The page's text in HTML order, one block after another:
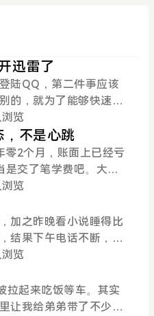
迅雷了
陆QQ，第二件事应该
的，就为了能够快速登
。闲得无聊，于是来
迅雷产品。1.迅雷软件
基于网格原理，能够将
资源进行有效的整合，
雷网络能够使各种数据
该软件是迅雷至今屹立
络蚂蚁、影音传送带，
淡出了我们的视线。2.
活中使用的最频繁的迅
快传是一款文件分享工
传、下载技术，让您分
件上传至迅雷快传，即
浏览
，不是心跳
零2个月，账面上已经亏
是交了笔学费吧。大盘
，我已经没有了当初
大盘到现在的偶尔翻看
跌，依然心静如水。假
失望的表现，那就错
心态，尤其是中国的股
国外入市一般叫“投
民逐步走向成熟的标志
投资一只可以养老的股
浏览
加之昨晚看小说睡得比
结果下午电话不断，美
把博客和论坛的图片外
的是远程附件Hacklog
放在kilu免费空间上，
客搬家，损失了不少图
浏览
拉起来吃饭等车。其实
让我给弟弟带了不少东